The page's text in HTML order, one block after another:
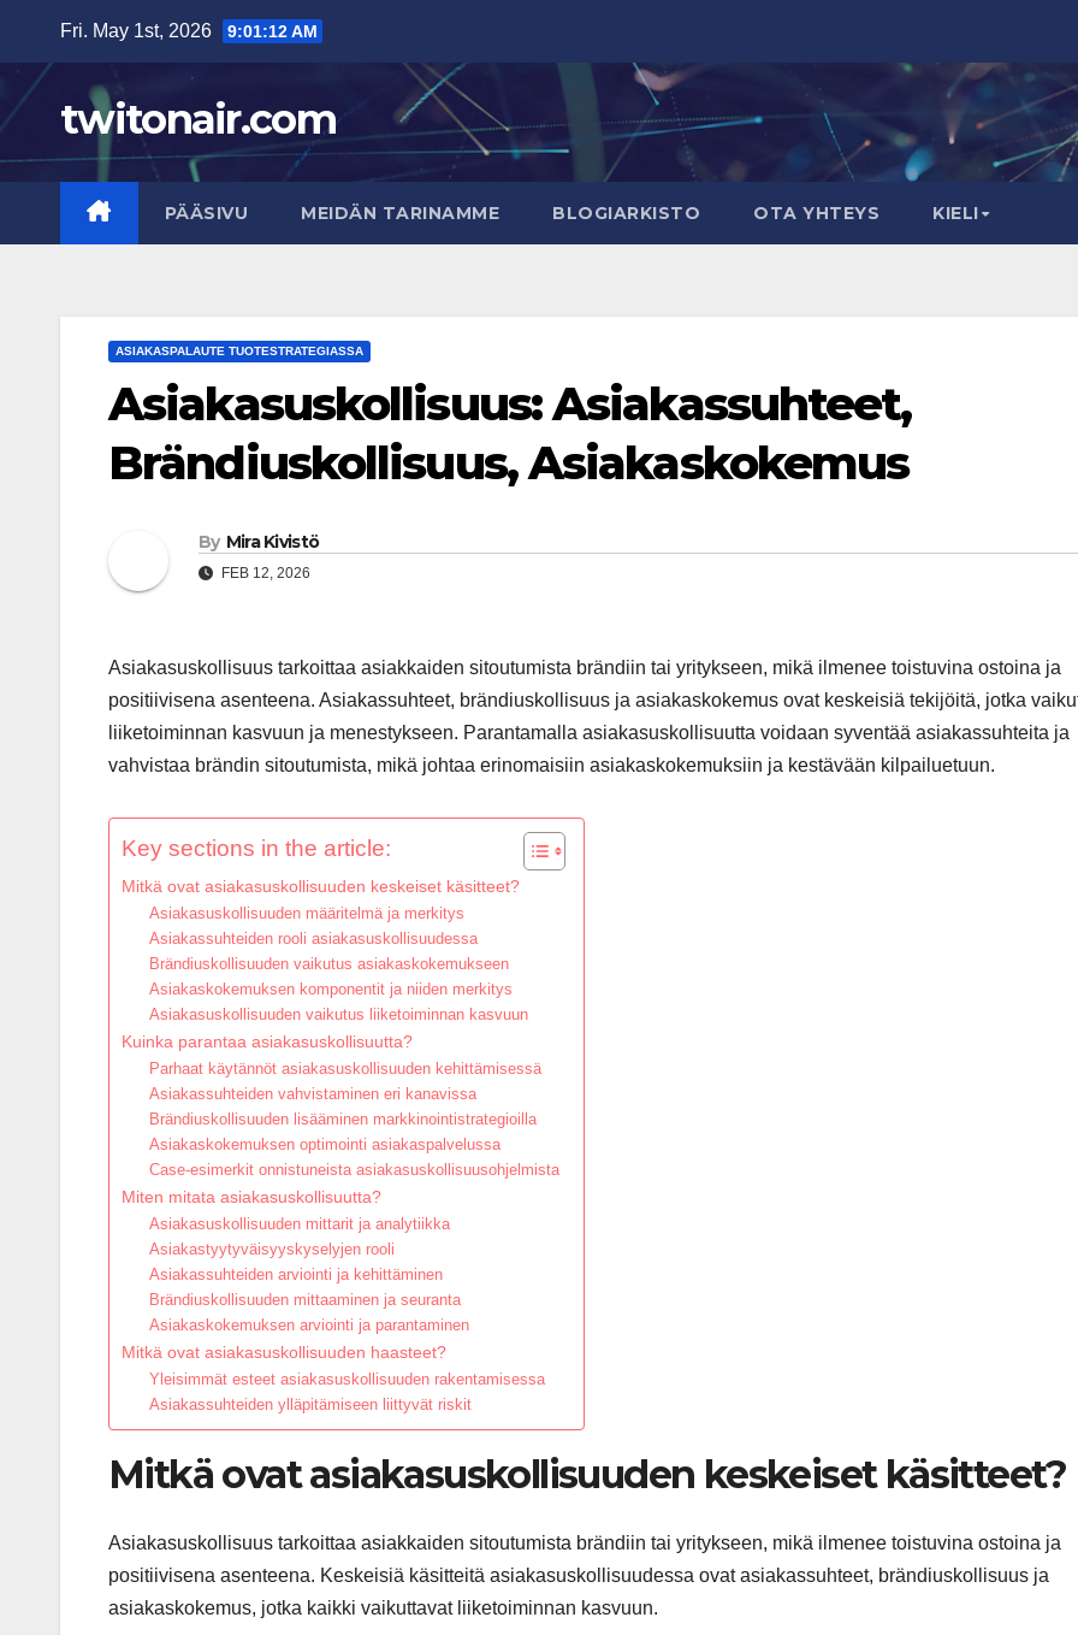
content
Fri. May 1st, 2026 9:01:13 AM
twitonair.com
PÄÄSIVU MEIDÄN TARINAMME BLOGIARKISTO OTA YHTEYS KIELI
ASIAKASPALAUTE TUOTESTRATEGIASSA
Asiakasuskollisuus: Asiakassuhteet,
Brändiuskollisuus, Asiakaskokemus
By Mira Kivistö
FEB 12, 2026
Asiakasuskollisuus tarkoittaa asiakkaiden sitoutumista brändiin tai yritykseen, mikä ilmenee toistuvina ostoina ja
positiivisena asenteena. Asiakassuhteet, brändiuskollisuus ja asiakaskokemus ovat keskeisiä tekijöitä, jotka
liiketoiminnan kasvuun ja menestykseen. Parantamalla asiakasuskollisuutta voidaan syventää asiakassuhteita ja
vahvistaa brändin sitoutumista, mikä johtaa erinomaisiin asiakaskokemuksiin ja kestävään kilpailuetuun.
Key sections in the article:
Mitkä ovat asiakasuskollisuuden keskeiset käsitteet?
Asiakasuskollisuuden määritelmä ja merkitys
Asiakassuhteiden rooli asiakasuskollisuudessa
Brändiuskollisuuden vaikutus asiakaskokemukseen
Asiakaskokemuksen komponentit ja niiden merkitys
Asiakasuskollisuuden vaikutus liiketoiminnan kasvuun
Kuinka parantaa asiakasuskollisuutta?
Parhaat käytännöt asiakasuskollisuuden kehittämisessä
Asiakassuhteiden vahvistaminen eri kanavissa
Brändiuskollisuuden lisääminen markkinointistrategioilla
Asiakaskokemuksen optimointi asiakaspalvelussa
Case-esimerkit onnistuneista asiakasuskollisuusohjelmista
Miten mitata asiakasuskollisuutta?
Asiakasuskollisuuden mittarit ja analytiikka
Asiakastyytyväisyyskyselyjen rooli
Asiakassuhteiden arviointi ja kehittäminen
Brändiuskollisuuden mittaaminen ja seuranta
Asiakaskokemuksen arviointi ja parantaminen
Mitkä ovat asiakasuskollisuuden haasteet?
Yleisimmät esteet asiakasuskollisuuden rakentamisessa
Asiakassuhteiden ylläpitämiseen liittyvät riskit
Mitkä ovat asiakasuskollisuuden keskeiset käsitteet?
Asiakasuskollisuus tarkoittaa asiakkaiden sitoutumista brändiin tai yritykseen, mikä ilmenee toistuvina ostoina ja
positiivisena asenteena. Keskeisiä käsitteitä asiakasuskollisuudessa ovat asiakassuhteet, brändiuskollisuus ja
asiakaskokemus, jotka kaikki vaikuttavat liiketoiminnan kasvuun.